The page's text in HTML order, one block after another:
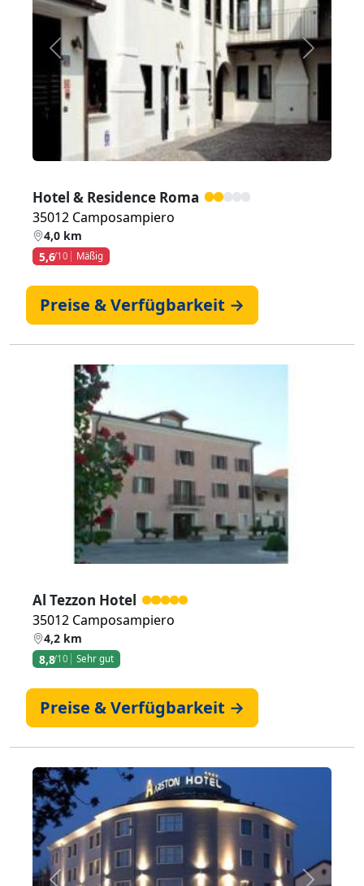
Zurück Weiter
Hotel & Residence Roma
35012 Camposampiero
4,0 km
5,6/10 Mäßig
Preise & Verfügbarkeit →
Zurück
Al Tezzon Hotel
35012 Camposampiero
4,2 km
8,8/10 Sehr gut
Preise & Verfügbarkeit →